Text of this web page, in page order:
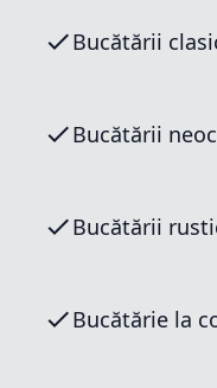
Bucătării
Bucătării
Bucătării
Bucătărie la